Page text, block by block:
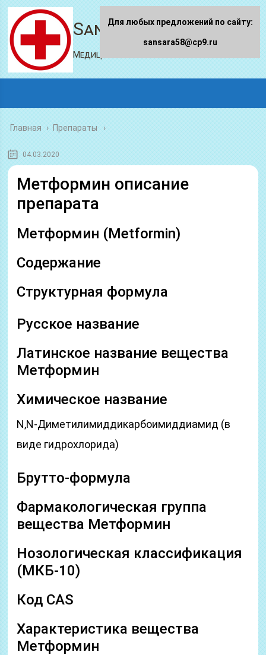
Sansara58.ru
Медицинский портал
Главная › Препараты
04.03.2020
Метформин описание
препарата
Метформин (Metformin)
Содержание
Структурная формула
Русское название
Латинское название вещества
Метформин
Химическое название
N,N-Диметилимиддикарбоимиддиамид (в
виде гидрохлорида)
Брутто-формула
Фармакологическая группа
вещества Метформин
Нозологическая классификация
(МКБ-10)
Код CAS
Характеристика вещества
Метформин
Для любых предложений по сайту:
sansara58@cp9.ru